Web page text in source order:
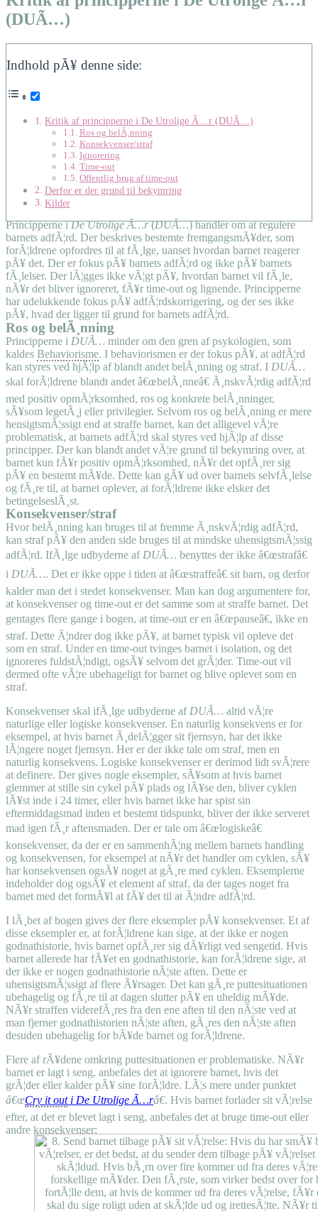
(DUÃ…)
Indhold pÃ¥ denne side:
Kritik af principperne i De Utrolige Ã…r (DUÃ…)
Ros og belÃ¸nning
Konsekvenser/straf
Ignorering
Time-out
Offentlig brug af time-out
Derfor er der grund til bekymring
Kilder
Principperne iDe Utrolige Ã…r(DUÃ…) handler om at regulere
barnets adfÃ¦rd. Der beskrives bestemte fremgangsmÃ¥der, som
forÃ¦ldrene opfordres til at fÃ¸lge, uanset hvordan barnet reagerer
pÃ¥ det. Der er fokus pÃ¥ barnets adfÃ¦rd og ikke pÃ¥ barnets
fÃ¸lelser. Der lÃ¦gges ikke vÃ¦gt pÃ¥, hvordan barnet vil fÃ¸le,
nÃ¥r det bliver ignoreret, fÃ¥r time-out og lignende. Principperne
har udelukkende fokus pÃ¥ adfÃ¦rdskorrigering, og der ses ikke
pÃ¥, hvad der ligger til grund for barnets adfÃ¦rd.
Ros og belÃ¸nning
Principperne i DUÃ… minder om den gren af psykologien, som
kaldes Behaviorisme. I behaviorismen er der fokus pÃ¥, at adfÃ¦rd
kan styres ved hjÃ¦lp af blandt andet belÃ¸nning og straf. I DUÃ…
skal forÃ¦ldrene blandt andet â€œbelÃ¸nneâ€ Ã¸nskvÃ¦rdig adfÃ¦rd
med positiv opmÃ¦rksomhed, ros og konkrete belÃ¸nninger,
sÃ¥som legetÃ¸j eller privilegier. Selvom ros og belÃ¸nning er mere
hensigtsmÃ¦ssigt end at straffe barnet, kan det alligevel vÃ¦re
problematisk, at barnets adfÃ¦rd skal styres ved hjÃ¦lp af disse
principper. Der kan blandt andet vÃ¦re grund til bekymring over, at
barnet kun fÃ¥r positiv opmÃ¦rksomhed, nÃ¥r det opfÃ¸rer sig
pÃ¥ en bestemt mÃ¥de. Dette kan gÃ¥ ud over barnets selvfÃ¸lelse
og fÃ¸re til, at barnet oplever, at forÃ¦ldrene ikke elsker det
betingelseslÃ¸st.
Konsekvenser/straf
Hvor belÃ¸nning kan bruges til at fremme Ã¸nskvÃ¦rdig adfÃ¦rd,
kan straf pÃ¥ den anden side bruges til at mindske uhensigtsmÃ¦ssig
adfÃ¦rd. IfÃ¸lge udbyderne af DUÃ… benyttes der ikke â€œstrafâ€
i DUÃ…. Det er ikke oppe i tiden at â€œstraffeâ€ sit barn, og derfor
kalder man det i stedet konsekvenser. Man kan dog argumentere for,
at konsekvenser og time-out er det samme som at straffe barnet. Det
gentages flere gange i bogen, at time-out er en â€œpauseâ€, ikke en
straf. Dette Ã¦ndrer dog ikke pÃ¥, at barnet typisk vil opleve det
som en straf. Under en time-out tvinges barnet i isolation, og det
ignoreres fuldstÃ¦ndigt, ogsÃ¥ selvom det grÃ¦der. Time-out vil
dermed ofte vÃ¦re ubehageligt for barnet og blive oplevet som en
straf.
Konsekvenser skal ifÃ¸lge udbyderne af DUÃ… altid vÃ¦re
naturlige eller logiske konsekvenser. En naturlig konsekvens er for
eksempel, at hvis barnet Ã¸delÃ¦gger sit fjernsyn, har det ikke
lÃ¦ngere noget fjernsyn. Her er der ikke tale om straf, men en
naturlig konsekvens. Logiske konsekvenser er derimod lidt svÃ¦rere
at definere. Der gives nogle eksempler, sÃ¥som at hvis barnet
glemmer at stille sin cykel pÃ¥ plads og lÃ¥se den, bliver cyklen
lÃ¥st inde i 24 timer, eller hvis barnet ikke har spist sin
eftermiddagsmad inden et bestemt tidspunkt, bliver der ikke serveret
mad igen fÃ¸r aftensmaden. Der er tale om â€œlogiskeâ€
konsekvenser, da der er en sammenhÃ¦ng mellem barnets handling
og konsekvensen, for eksempel at nÃ¥r det handler om cyklen, sÃ¥
har konsekvensen ogsÃ¥ noget at gÃ¸re med cyklen. Eksemplerne
indeholder dog ogsÃ¥ et element af straf, da der tages noget fra
barnet med det formÃ¥l at fÃ¥ det til at Ã¦ndre adfÃ¦rd.
I lÃ¸bet af bogen gives der flere eksempler pÃ¥ konsekvenser. Et af
disse eksempler er, at forÃ¦ldrene kan sige, at der ikke er nogen
godnathistorie, hvis barnet opfÃ¸rer sig dÃ¥rligt ved sengetid. Hvis
barnet allerede har fÃ¥et en godnathistorie, kan forÃ¦ldrene sige, at
der ikke er nogen godnathistorie nÃ¦ste aften. Dette er
uhensigtsmÃ¦ssigt af flere Ã¥rsager. Det kan gÃ¸re puttesituationen
ubehagelig og fÃ¸re til at dagen slutter pÃ¥ en uheldig mÃ¥de.
NÃ¥r straffen viderefÃ¸res fra den ene aften til den nÃ¦ste ved at
man fjerner godnathistorien nÃ¦ste aften, gÃ¸res den nÃ¦ste aften
desuden ubehagelig for bÃ¥de barnet og forÃ¦ldrene.
Flere af rÃ¥dene omkring puttesituationen er problematiske. NÃ¥r
barnet er lagt i seng, anbefales det at ignorere barnet, hvis det
grÃ¦der eller kalder pÃ¥ sine forÃ¦ldre. LÃ¦s mere under punktet
â€œCry it outi De Utrolige Ã…râ€. Hvis barnet forlader sit vÃ¦relse
efter, at det er blevet lagt i seng, anbefales det at bruge time-out eller
andre konsekvenser: